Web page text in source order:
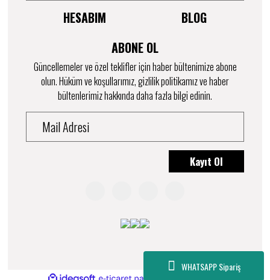
WHATSAPP Sipariş
HESABIM
BLOG
ABONE OL
Güncellemeler ve özel teklifler için haber bültenimize abone
olun. Hüküm ve koşullarımız, gizlilik politikamız ve haber
bültenlerimiz hakkında daha fazla bilgi edinin.
Kayıt Ol